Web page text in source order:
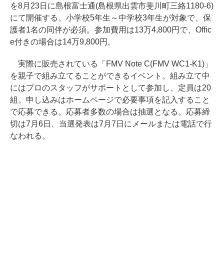
を8月23日に島根富士通(島根県出雲市斐川町三絡1180-6)
にて開催する。小学校5年生～中学校3年生が対象で、保
護者1名の同伴が必須。参加費用は13万4,800円で、Offic
e付きの場合は14万9,800円。
実際に販売されている「FMV Note C(FMV WC1-K1)」
を親子で組み立てることができるイベント。組み立て中
にはプロのスタッフがサポートとして参加し、定員は20
組。申し込みはホームページで必要事項を記入すること
で応募できる。応募者多数の場合は抽選となる。応募締
切は7月6日、当選発表は7月7日にメールまたは電話で行
なわれる。